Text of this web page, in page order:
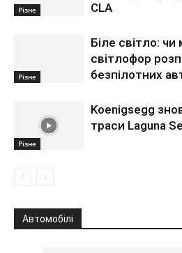
Різне
CLA
Різне
Біле світло:
світлофор
безпілотних
Різне
Koenigsegg
траси Laguna
Автомобілі